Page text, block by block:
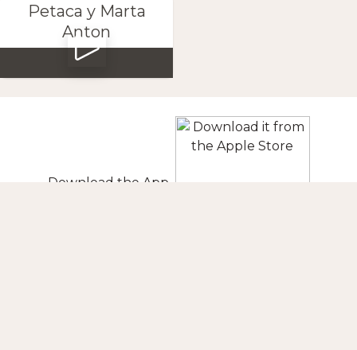
Petaca y Marta
Anton
Download the App